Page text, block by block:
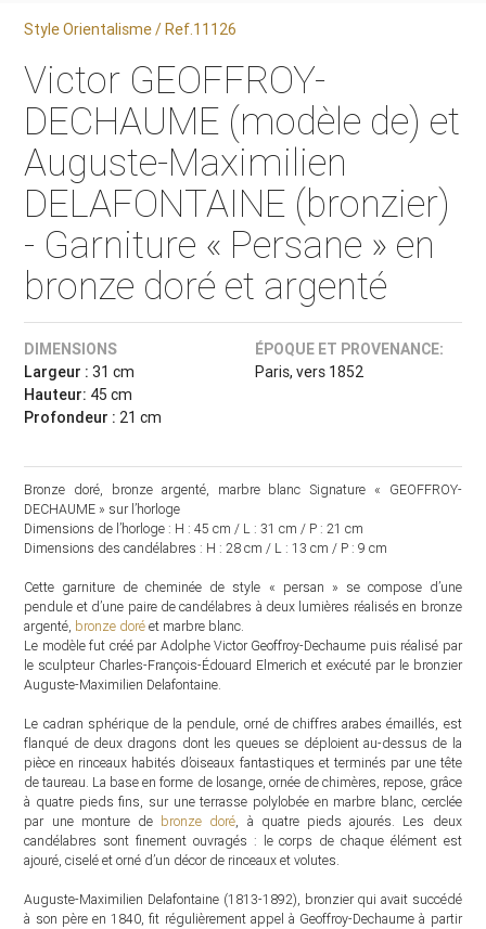
Style Orientalisme / Ref.11126
Victor GEOFFROY-
DECHAUME (modèle de) et
Auguste-Maximilien
DELAFONTAINE (bronzier)
- Garniture « Persane » en
bronze doré et argenté
DIMENSIONS
Largeur : 31 cm
Hauteur: 45 cm
Profondeur : 21 cm
ÉPOQUE ET PROVENANCE:
Paris, vers 1852
Bronze doré, bronze argenté, marbre blanc Signature « GEOFFROY-
DECHAUME » sur l’horloge
Dimensions de l’horloge : H : 45 cm / L : 31 cm / P : 21 cm
Dimensions des candélabres : H : 28 cm / L : 13 cm / P : 9 cm
Cette garniture de cheminée de style « persan » se compose d’une
pendule et d’une paire de candélabres à deux lumières réalisés en bronze
argenté, bronze doré et marbre blanc.
Le modèle fut créé par Adolphe Victor Geoffroy-Dechaume puis réalisé par
le sculpteur Charles-François-Édouard Elmerich et exécuté par le bronzier
Auguste-Maximilien Delafontaine.
Le cadran sphérique de la pendule, orné de chiffres arabes émaillés, est
flanqué de deux dragons dont les queues se déploient au-dessus de la
pièce en rinceaux habités d’oiseaux fantastiques et terminés par une tête
de taureau. La base en forme de losange, ornée de chimères, repose, grâce
à quatre pieds fins, sur une terrasse polylobée en marbre blanc, cerclée
par une monture de bronze doré, à quatre pieds ajourés. Les deux
candélabres sont finement ouvragés : le corps de chaque élément est
ajouré, ciselé et orné d’un décor de rinceaux et volutes.
Auguste-Maximilien Delafontaine (1813-1892), bronzier qui avait succédé
à son père en 1840, fit régulièrement appel à Geoffroy-Dechaume à partir